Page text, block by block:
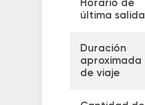
Horario de
última salida
Duración
aproximada
de viaje